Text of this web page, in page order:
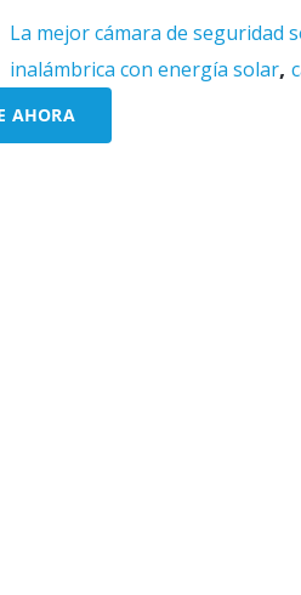
La mejor cámara de seguridad
inalámbrica con energía solar,
AHORA